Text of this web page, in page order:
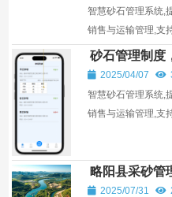
智慧砂石管理系统,
销售与运输管理,支
业发展。
砂石管理制度
2025/04/07
智慧砂石管理系统,
销售与运输管理,支
略阳县采砂管
来2025/07/31